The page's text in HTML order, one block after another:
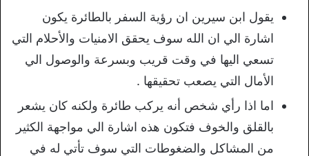
يقول ابن سيرين ان رؤية السفر بالطائرة يكون
اشارة الي ان الله سوف يحقق الامنيات والأحلام التي
تسعي اليها في وقت قريب وبسرعة والوصول الي
الأمال التي يصعب تحقيقها .
اما اذا رأي شخص أنه يركب طائرة ولكنه كان يشعر
بالقلق والخوف فتكون هذه اشارة الي مواجهة الكثير
من المشاكل والضغوطات التي سوف تأتي له في